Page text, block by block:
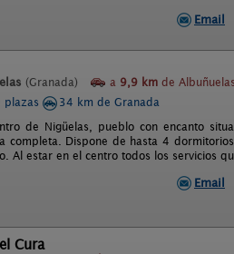
Email
(Granada) a 9,9 km de
plazas
34 km de Granada
de Nigüelas, pueblo con encanto
completa. Dispone de hasta 4
Al estar en el centro todos los servicios
Email
Cura